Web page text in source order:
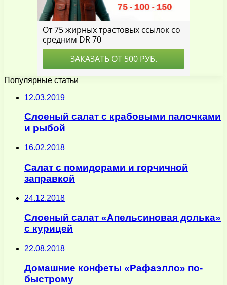
Популярные статьи
12.03.2019
Слоеный салат с крабовыми палочками
и рыбой
16.02.2018
Салат с помидорами и горчичной
заправкой
24.12.2018
Слоеный салат «Апельсиновая долька»
с курицей
22.08.2018
Домашние конфеты «Рафаэлло» по-
быстрому